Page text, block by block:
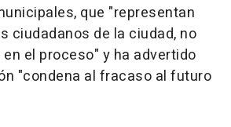
que "representan
ciudadanos de la ciudad, no
el proceso" y ha advertido
"condena al fracaso al futuro